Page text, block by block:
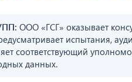
ООО «ГСГ» оказывает
испытания,
соответствующий
данных.